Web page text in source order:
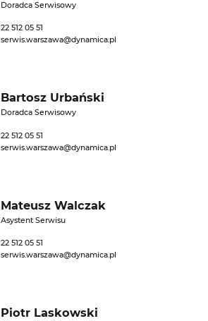
Doradca Serwisowy
22 512 05 51
serwis.warszawa@dynamica.pl
Bartosz Urbański
Doradca Serwisowy
22 512 05 51
serwis.warszawa@dynamica.pl
Mateusz Walczak
Asystent Serwisu
22 512 05 51
serwis.warszawa@dynamica.pl
Piotr Laskowski